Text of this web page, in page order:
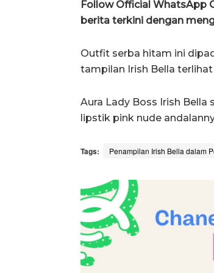
Follow Official WhatsApp
berita terkini dengan
Outfit serba hitam ini
tampilan Irish Bella
Aura Lady Boss Irish
lipstik pink nude
Tags: Penampilan Irish Bella dalam